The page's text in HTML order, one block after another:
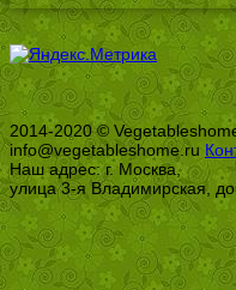
2014-2020 ©
info@vegetableshome.ru
Наш адрес: г. Москва,
улица 3-я Владимирская,